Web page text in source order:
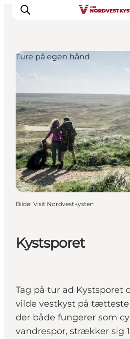
Inspirasjon
Events
Overnatting
Planlegg ferien
Kystsporet
Tag på tur ad Kystsporet
vilde vestkyst på tætteste
der både fungerer som
vandrespor, strækker sig
Ture på egen hånd
Bilde: Visit Nordvestkysten